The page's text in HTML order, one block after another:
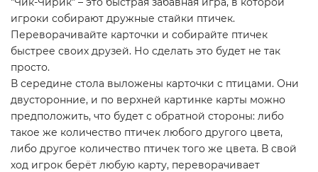
игроки собирают дружные стайки птичек.
Переворачивайте карточки и собирайте птичек
быстрее своих друзей. Но сделать это будет не так
просто.
В середине стола выложены карточки с птицами. Они
двусторонние, и по верхней картинке карты можно
предположить, что будет с обратной стороны: либо
такое же количество птичек любого другого цвета,
либо другое количество птичек того же цвета. В свой
ход игрок берёт любую карту, переворачивает